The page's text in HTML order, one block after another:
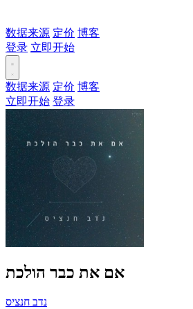
数据来源 定价 博客
登录 立即开始
数据来源 定价 博客
立即开始 登录
אם את כבר הולכת
נדב חנציס